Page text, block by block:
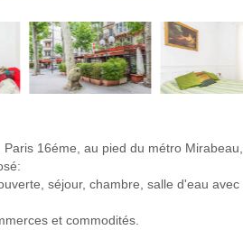
Paris 16éme, au pied du métro
séjour, chambre, salle d'eau avec
et commodités.